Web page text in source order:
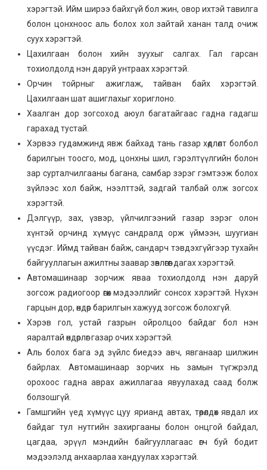
хэрэгтэй. Ийм ширээ байхгүй бол жин, овор ихтэй тавилга
болон цонхноос аль болох хол зайтай ханан талд очиж
суух хэрэгтэй.
Цахилгаан болон хийн зуухыг салгах. Гал гарсан
тохиолдолд нэн даруй унтраах хэрэгтэй.
Орчин тойрныг ажиглаж, тайван байх хэрэгтэй.
Цахилгаан шат ашиглахыг хориглоно.
Хаалган дор зогсоход аюул багатайгаас гадна гадагш
гарахад тустай.
Хэрвээ гудамжинд явж байхад тань газар хөдлөлт болбол
барилгын тоосго, мод, цонхны шил, гэрэлтүүлгийн болон
зар сурталчилгааны багана, самбар зэрэг гэмтээж болох
зүйлээс хол байж, нээлттэй, задгай талбай олж зогсох
хэрэгтэй.
Дэлгүүр, зах, үзвэр, үйлчилгээний газар зэрэг олон
хүнтэй орчинд хүмүүс сандралд орж үймээн, шуугиан
үүсдэг. Иймд тайван байж, сандарч тэвдэхгүйгээр тухайн
байгууллагын ажилтны заавар зөвлөгөөг дагах хэрэгтэй.
Автомашинаар зорчиж яваа тохиолдолд нэн даруй
зогсож радиогоор өгөх мэдээллийг сонсох хэрэгтэй. Нүхэн
гарцын дор, өндөр барилгын хажууд зогсож болохгүй.
Хэрэв гол, устай газрын ойролцоо байдаг бол нэн
яаралтай өндөрлөг газар очих хэрэгтэй.
Аль болох бага эд зүйлс биедээ авч, явганаар шилжин
байрлах. Автомашинаар зорчих нь замын түгжрэлд
орохоос гадна аврах ажиллагаа явуулахад саад болж
болзошгүй.
Гамшгийн үед хүмүүс цуу ярианд автах, төөрөлдөх явдал их
байдаг тул нутгийн захиргааны болон онцгой байдал,
цагдаа, эрүүл мэндийн байгууллагаас өгч буй бодит
мэдээлэлд анхаарлаа хандуулах хэрэгтэй.